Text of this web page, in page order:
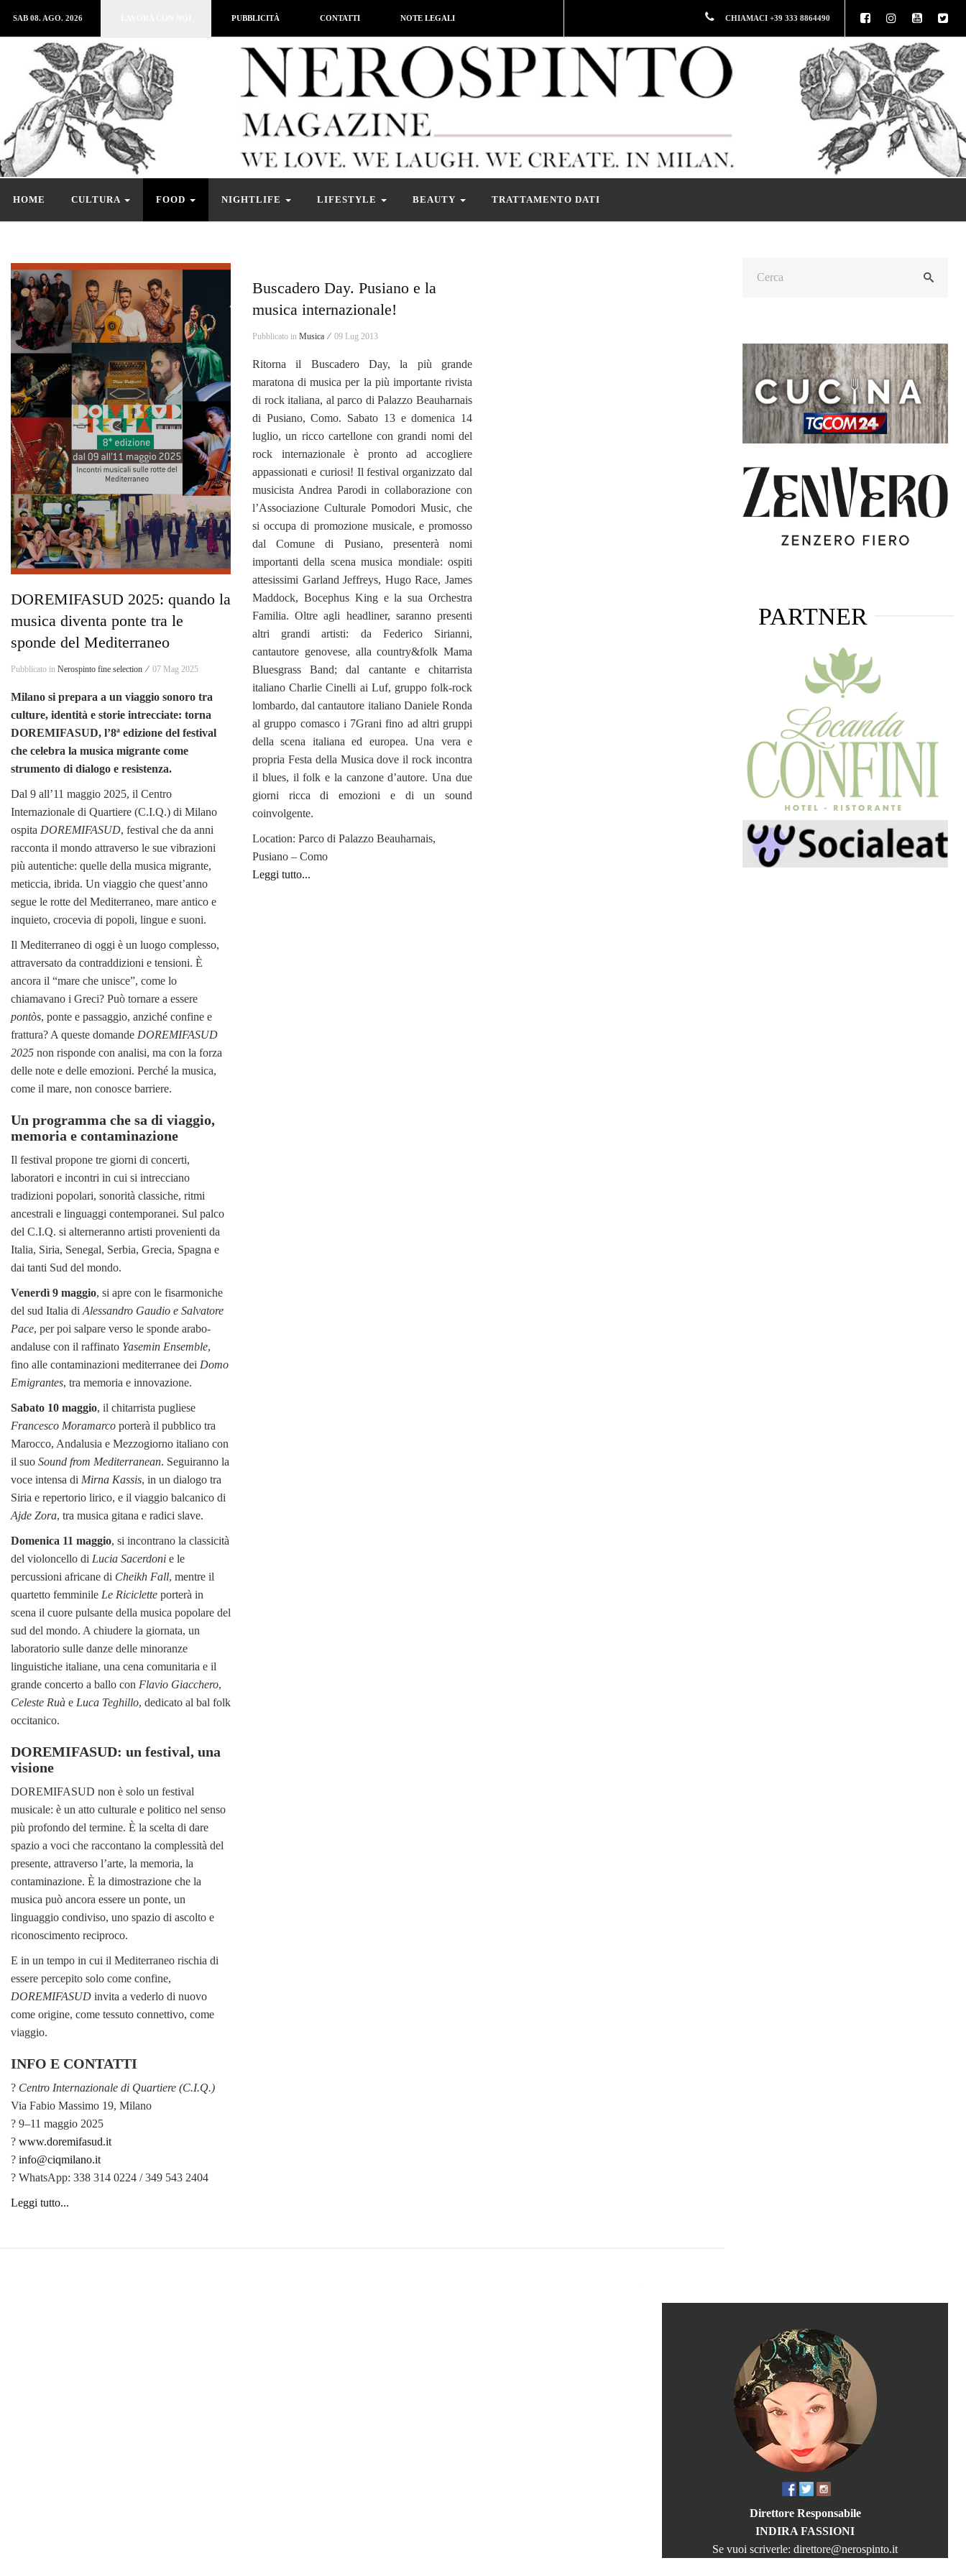
SAB 08. AGO. 2026 PUBBLICITÀ CONTATTI NOTE LEGALI CHIAMACI +39 333 8864490
HOME CULTURA FOOD NIGHTLIFE LIFESTYLE BEAUTY TRATTAMENTO DATI
DOREMIFASUD 2025: quando la
musica diventa ponte tra le
sponde del Mediterraneo
Pubblicato in Nerospinto fine selection ⁄ 07 Mag 2025
Milano si prepara a un viaggio sonoro tra
culture, identità e storie intrecciate: torna
DOREMIFASUD, l’8ª edizione del festival
che celebra la musica migrante come
strumento di dialogo e resistenza.
Dal 9 all’11 maggio 2025, il Centro
Internazionale di Quartiere (C.I.Q.) di Milano
ospita DOREMIFASUD, festival che da anni
racconta il mondo attraverso le sue vibrazioni
più autentiche: quelle della musica migrante,
meticcia, ibrida. Un viaggio che quest’anno
segue le rotte del Mediterraneo, mare antico e
inquieto, crocevia di popoli, lingue e suoni.
Il Mediterraneo di oggi è un luogo complesso,
attraversato da contraddizioni e tensioni. È
ancora il “mare che unisce”, come lo
chiamavano i Greci? Può tornare a essere
pontòs, ponte e passaggio, anziché confine e
frattura? A queste domande DOREMIFASUD
2025 non risponde con analisi, ma con la forza
delle note e delle emozioni. Perché la musica,
come il mare, non conosce barriere.
Un programma che sa di viaggio,
memoria e contaminazione
Il festival propone tre giorni di concerti,
laboratori e incontri in cui si intrecciano
tradizioni popolari, sonorità classiche, ritmi
ancestrali e linguaggi contemporanei. Sul palco
del C.I.Q. si alterneranno artisti provenienti da
Italia, Siria, Senegal, Serbia, Grecia, Spagna e
dai tanti Sud del mondo.
Venerdì 9 maggio, si apre con le fisarmoniche
del sud Italia di Alessandro Gaudio e Salvatore
Pace, per poi salpare verso le sponde arabo-
andaluse con il raffinato Yasemin Ensemble,
fino alle contaminazioni mediterranee dei Domo
Emigrantes, tra memoria e innovazione.
Sabato 10 maggio, il chitarrista pugliese
Francesco Moramarco porterà il pubblico tra
Marocco, Andalusia e Mezzogiorno italiano con
il suo Sound from Mediterranean. Seguiranno la
voce intensa di Mirna Kassis, in un dialogo tra
Siria e repertorio lirico, e il viaggio balcanico di
Ajde Zora, tra musica gitana e radici slave.
Domenica 11 maggio, si incontrano la classicità
del violoncello di Lucia Sacerdoni e le
percussioni africane di Cheikh Fall, mentre il
quartetto femminile Le Riciclette porterà in
scena il cuore pulsante della musica popolare del
sud del mondo. A chiudere la giornata, un
laboratorio sulle danze delle minoranze
linguistiche italiane, una cena comunitaria e il
grande concerto a ballo con Flavio Giacchero,
Celeste Ruà e Luca Teghillo, dedicato al bal folk
occitanico.
DOREMIFASUD: un festival, una
visione
DOREMIFASUD non è solo un festival
musicale: è un atto culturale e politico nel senso
più profondo del termine. È la scelta di dare
spazio a voci che raccontano la complessità del
presente, attraverso l’arte, la memoria, la
contaminazione. È la dimostrazione che la
musica può ancora essere un ponte, un
linguaggio condiviso, uno spazio di ascolto e
riconoscimento reciproco.
E in un tempo in cui il Mediterraneo rischia di
essere percepito solo come confine,
DOREMIFASUD invita a vederlo di nuovo
come origine, come tessuto connettivo, come
viaggio.
INFO E CONTATTI
? Centro Internazionale di Quartiere (C.I.Q.)
Via Fabio Massimo 19, Milano
? 9–11 maggio 2025
? www.doremifasud.it
? info@ciqmilano.it
? WhatsApp: 338 314 0224 / 349 543 2404
Leggi tutto...
Buscadero Day. Pusiano e la
musica internazionale!
Pubblicato in Musica ⁄ 09 Lug 2013
Ritorna il Buscadero Day, la più grande
maratona di musica per la più importante rivista
di rock italiana, al parco di Palazzo Beauharnais
di Pusiano, Como. Sabato 13 e domenica 14
luglio, un ricco cartellone con grandi nomi del
rock internazionale è pronto ad accogliere
appassionati e curiosi! Il festival organizzato dal
musicista Andrea Parodi in collaborazione con
l’Associazione Culturale Pomodori Music, che
si occupa di promozione musicale, e promosso
dal Comune di Pusiano, presenterà nomi
importanti della scena musica mondiale: ospiti
attesissimi Garland Jeffreys, Hugo Race, James
Maddock, Bocephus King e la sua Orchestra
Familia. Oltre agli headliner, saranno presenti
altri grandi artisti: da Federico Sirianni,
cantautore genovese, alla country&folk Mama
Bluesgrass Band; dal cantante e chitarrista
italiano Charlie Cinelli ai Luf, gruppo folk-rock
lombardo, dal cantautore italiano Daniele Ronda
al gruppo comasco i 7Grani fino ad altri gruppi
della scena italiana ed europea. Una vera e
propria Festa della Musica dove il rock incontra
il blues, il folk e la canzone d’autore. Una due
giorni ricca di emozioni e di un sound
coinvolgente.
Location: Parco di Palazzo Beauharnais,
Pusiano – Como
Leggi tutto...
PARTNER
Direttore Responsabile
INDIRA FASSIONI
Se vuoi scriverle: direttore@nerospinto.it